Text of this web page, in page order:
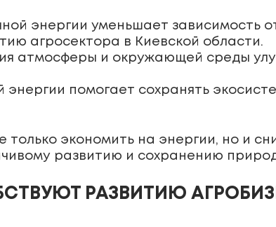
энергии уменьшает зависимость
агросектора в Киевской области.
атмосферы и окружающей среды
помогает сохранять
экономить на энергии, но и
развитию и сохранению
РАЗВИТИЮ